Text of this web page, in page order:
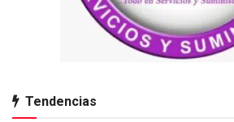
Tendencias